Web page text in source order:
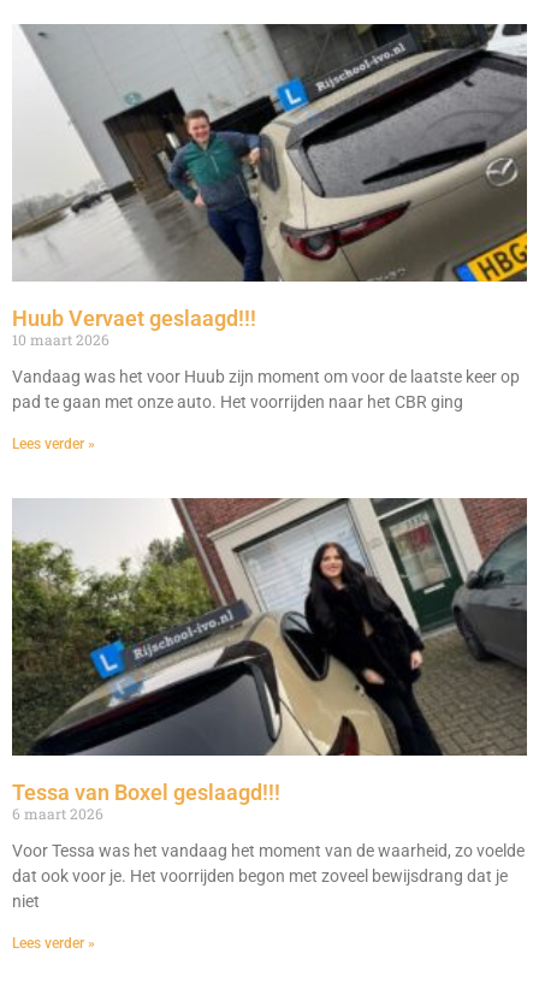
Huub Vervaet geslaagd!!!
10 maart 2026
Vandaag was het voor Huub zijn moment om voor de laatste keer op
pad te gaan met onze auto. Het voorrijden naar het CBR ging
Lees verder »
Tessa van Boxel geslaagd!!!
6 maart 2026
Voor Tessa was het vandaag het moment van de waarheid, zo voelde
dat ook voor je. Het voorrijden begon met zoveel bewijsdrang dat je
niet
Lees verder »